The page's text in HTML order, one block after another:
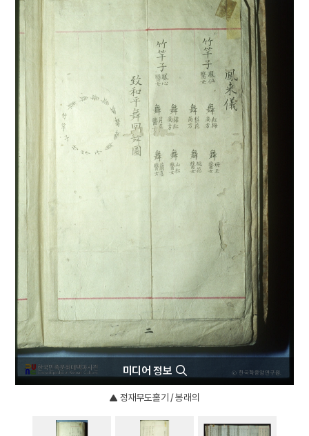
청동 여래 좌상·청동 사리탑
4
대동강철교
5
영가진각대사증도가
운명설화
경종
미디어 정보
정재무도홀기 / 봉래의